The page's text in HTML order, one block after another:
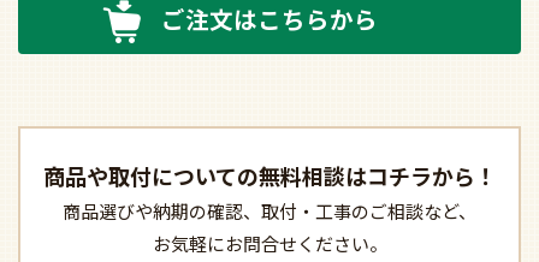
ご注文はこちらから
商品や取付についての無料相談はコチラから！
商品選びや納期の確認、 取付・工事のご相談など、
お気軽にお問合せください。